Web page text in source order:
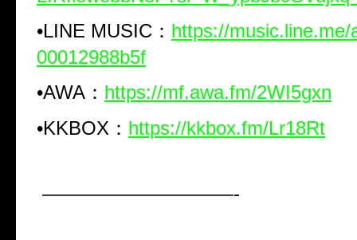
•LINE MUSIC ： https://music.line.me/
00012988b5f
•AWA ： https://mf.awa.fm/2WI5gxn
•KKBOX ： https://kkbox.fm/Lr18Rt
——————————-